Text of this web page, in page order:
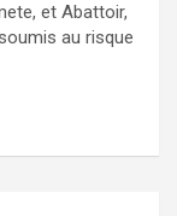
et Abattoir,
au risque